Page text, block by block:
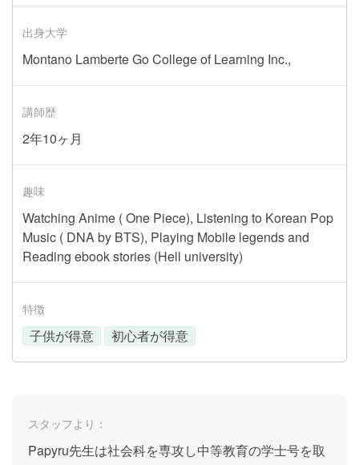
出身大学
Montano Lamberte Go College of Learning Inc.,
講師歴
2年10ヶ月
趣味
Watching Anime ( One Piece), Listening to Korean Pop
Music ( DNA by BTS), Playing Mobile legends and
Reading ebook stories (Hell university)
特徴
子供が得意 初心者が得意
スタッフより：
Papyru先生は社会科を専攻し中等教育の学士号を取